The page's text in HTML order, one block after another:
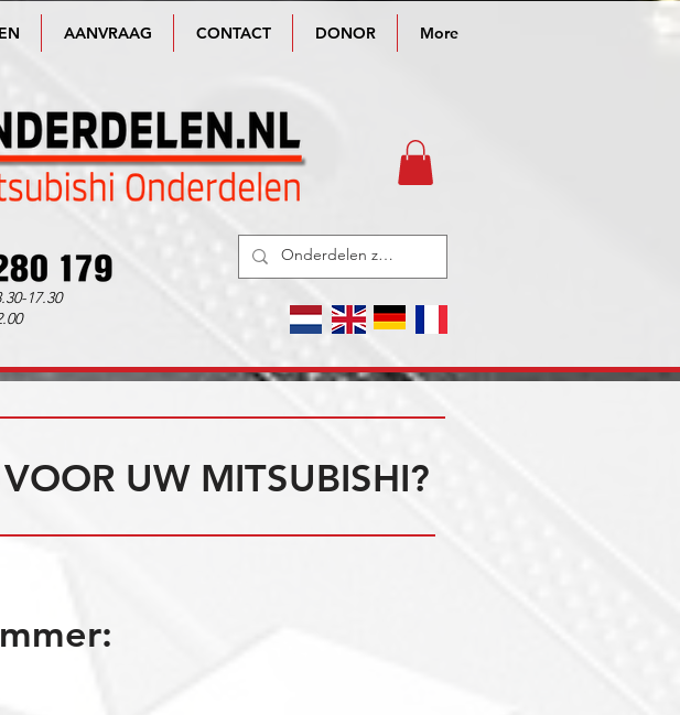
AANVRAAG CONTACT DONOR More
17.30
UW MITSUBISHI?